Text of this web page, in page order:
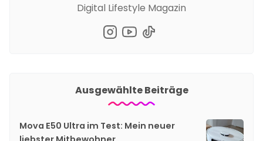
Digital Lifestyle Magazin
Ausgewählte Beiträge
Mova E50 Ultra im Test: Mein neuer